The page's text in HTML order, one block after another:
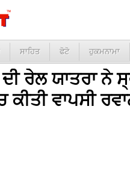
ਸਾਹਿਤ ਫੋਟੋ ਹੁਕਮਨਾਮਾ
ਰੇਲ ਯਾਤਰਾ ਨੇ
ਵਾਪਸੀ